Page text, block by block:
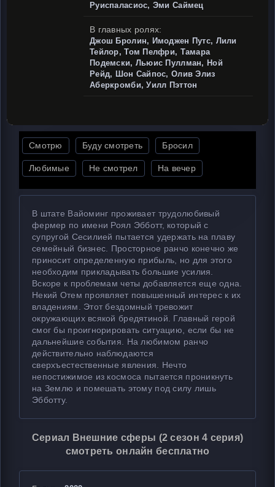
Руиспаласиос, Эми Саймец
В главных ролях:
Джош Бролин, Имоджен Путс, Лили
Тейлор, Том Пелфри, Тамара
Подемски, Льюис Пуллман, Ной
Рейд, Шон Сайпос, Олив Элиз
Аберкромби, Уилл Пэттон
Смотрю Буду смотреть Бросил
Любимые Не смотрел На вечер
В штате Вайоминг проживает трудолюбивый
фермер по имени Роял Эбботт, который с
супругой Сесилией пытается удержать на плаву
семейный бизнес. Просторное ранчо конечно же
приносит определенную прибыль, но для этого
необходим прикладывать большие усилия.
Вскоре к проблемам четы добавляется еще одна.
Некий Отем проявляет повышенный интерес к их
владениям. Этот бездомный тревожит
окружающих всякой бредятиной. Главный герой
смог бы проигнорировать ситуацию, если бы не
дальнейшие события. На любимом ранчо
действительно наблюдаются
сверхъестественные явления. Нечто
непостижимое из космоса пытается проникнуть
на Землю и помешать этому под силу лишь
Эбботту.
Сериал Внешние сферы (2 сезон 4 серия)
смотреть онлайн бесплатно